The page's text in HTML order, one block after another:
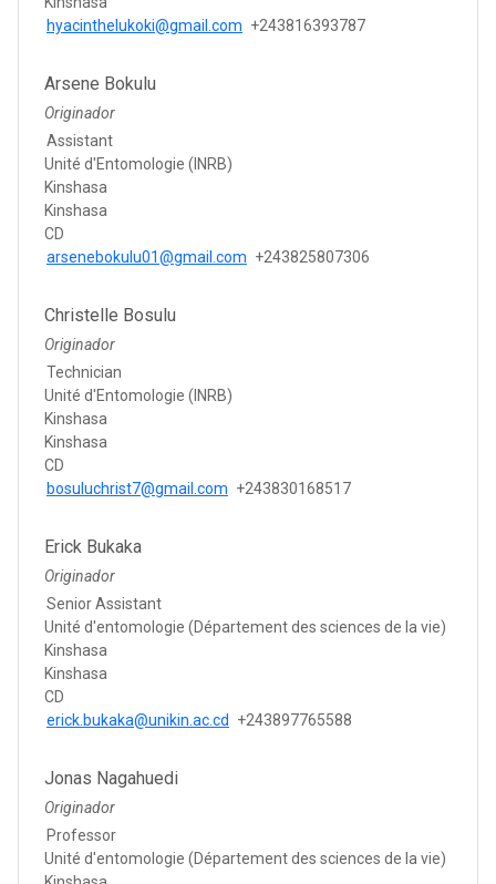
hyacinthelukoki@gmail.com +243816393787
Arsene Bokulu
Originador
Assistant
Unité d'Entomologie (INRB)
Kinshasa
Kinshasa
CD
arsenebokulu01@gmail.com +243825807306
Christelle Bosulu
Originador
Technician
Unité d'Entomologie (INRB)
Kinshasa
Kinshasa
CD
bosuluchrist7@gmail.com +243830168517
Erick Bukaka
Originador
Senior Assistant
Unité d'entomologie (Département des sciences de la vie)
Kinshasa
Kinshasa
CD
erick.bukaka@unikin.ac.cd
+243897765588
Jonas Nagahuedi
Originador
Professor
Unité d'entomologie (Département des sciences de la vie)